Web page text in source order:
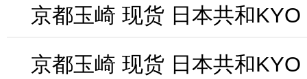
京都玉崎 现货 日本共和KYO
京都玉崎 现货 日本共和KYO